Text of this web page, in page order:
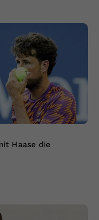
Haase die